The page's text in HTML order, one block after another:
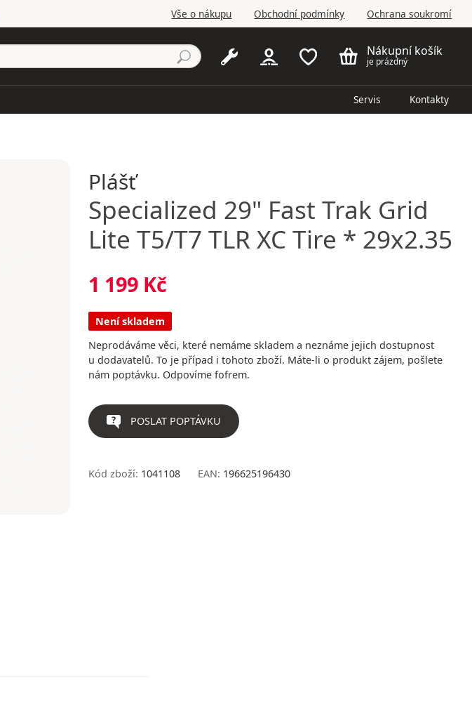
Vše o nákupu Obchodní podmínky Ochrana soukromí
Nákupní košík
je prázdný
Servis Kontakty
Plášť
Specialized 29" Fast Trak Grid
Lite T5/T7 TLR XC Tire * 29x2.35
1 199 Kč
Není skladem
Neprodáváme věci, které nemáme skladem a neznáme jejich dostupnost
u dodavatelů. To je případ i tohoto zboží. Máte-li o produkt zájem, pošlete
nám poptávku. Odpovíme fofrem.
POSLAT POPTÁVKU
Kód zboží: 1041108 EAN: 196625196430